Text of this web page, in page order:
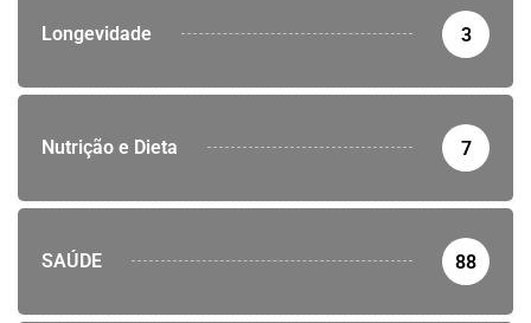
Longevidade 3
Nutrição e Dieta 7
SAÚDE 88